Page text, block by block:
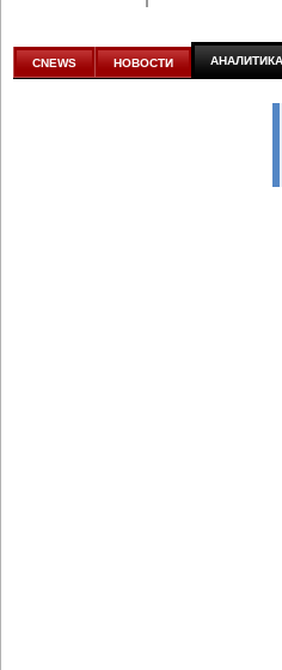
аналитике
CNEWS НОВОСТИ АНАЛИТИКА